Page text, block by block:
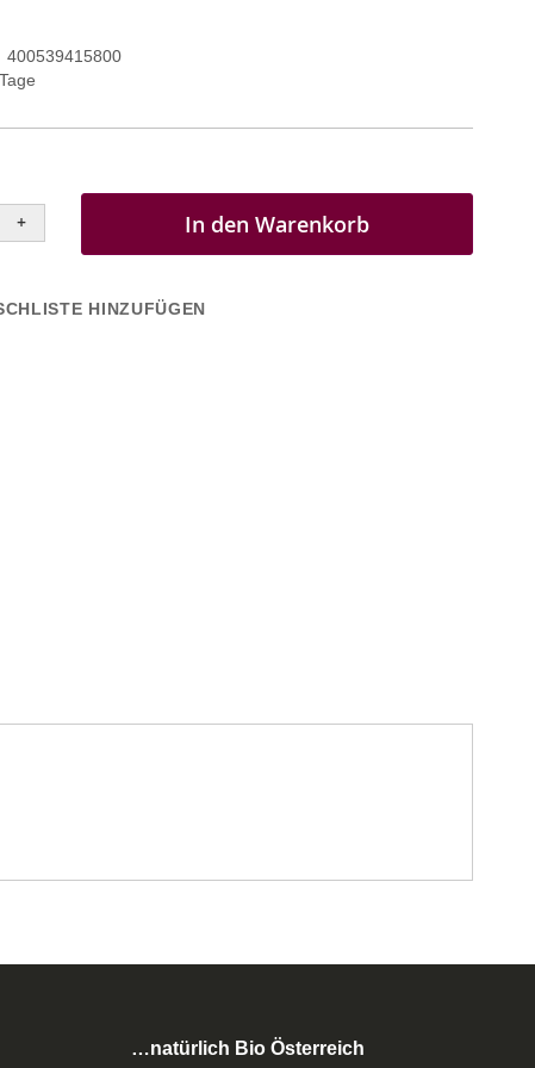
400539415800
+ In den Warenkorb
HINZUFÜGEN
…natürlich Bio Österreich